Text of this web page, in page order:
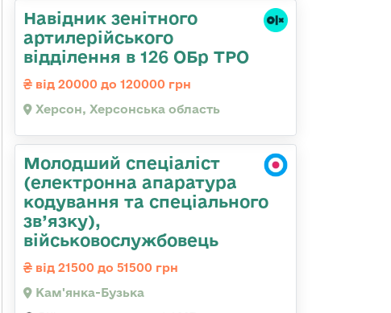
Навідник зенітного
артилерійського
відділення в 126 ОБр ТРО
від 20000 до 120000 грн
Херсон, Херсонська область
Молодший спеціаліст
(електронна апаратура
кодування та спеціального
зв’язку),
військовослужбовець
від 21500 до 51500 грн
Кам'янка-Бузька